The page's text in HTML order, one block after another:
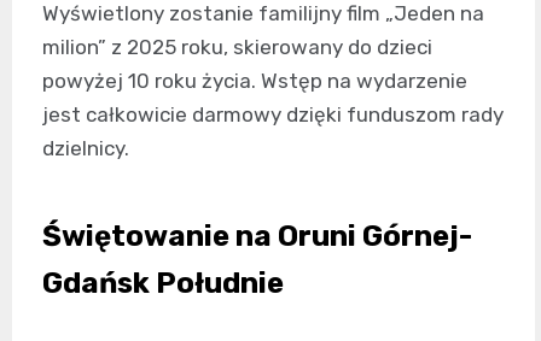
Wyświetlony zostanie familijny film „Jeden na
milion” z 2025 roku, skierowany do dzieci
powyżej 10 roku życia. Wstęp na wydarzenie
jest całkowicie darmowy dzięki funduszom rady
dzielnicy.
Świętowanie na Oruni Górnej-
Gdańsk Południe